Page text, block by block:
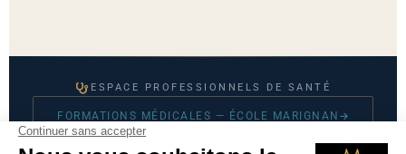
ESPACE PROFESSIONNELS DE SANTÉ
FORMATIONS MÉDICALES — ÉCOLE MARIGNAN